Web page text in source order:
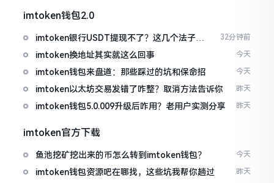
imtoken钱包2.0
imtoken银行USDT提现不了？这几个法子能
帮你搞定
32分钟前
imtoken换地址其实就这么回事 今天
imtoken钱包来盘道：那些踩过的坑和保命招 今天
imtoken以太坊交易发错了咋整？取消方法告诉你 昨天
imtoken钱包5.0.009升级后咋用？老用户实测分享 昨天
imtoken官方下载
鱼池挖矿挖出来的币怎么转到imtoken钱包？ 今天
imtoken钱包资源吧在哪找，这些坑我帮你趟过 昨天